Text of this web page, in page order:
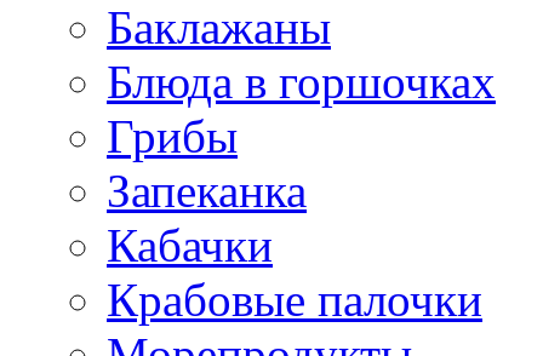
Баклажаны
Блюда в горшочках
Грибы
Запеканка
Кабачки
Крабовые палочки